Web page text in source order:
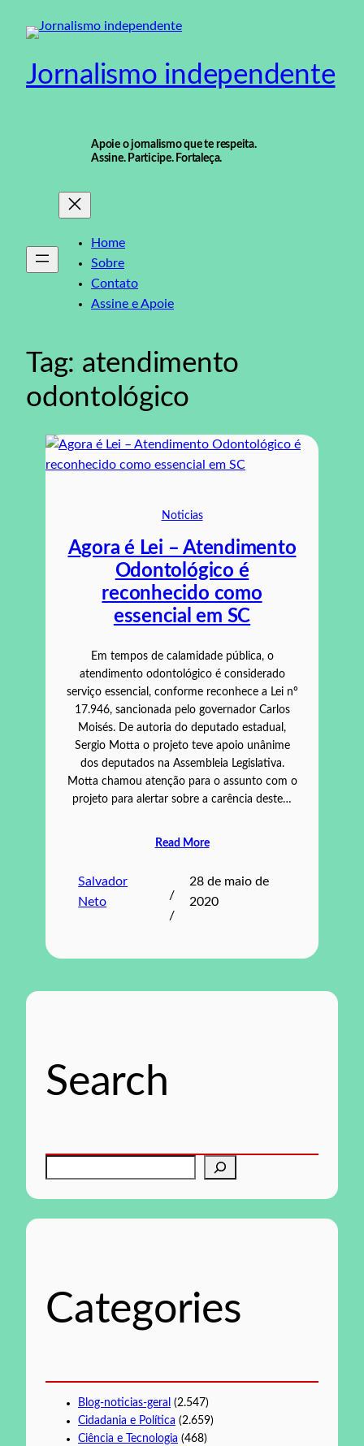
para
conteúdo
Jornalismo independente
Apoie o jornalismo que te respeita.
Assine. Participe. Fortaleça.
Home
Sobre
Contato
Assine e Apoie
Tag: atendimento
odontológico
Noticias
Agora é Lei – Atendimento
Odontológico é
reconhecido como
essencial em SC
Em tempos de calamidade pública, o
atendimento odontológico é considerado
serviço essencial, conforme reconhece a Lei nº
17.946, sancionada pelo governador Carlos
Moisés. De autoria do deputado estadual,
Sergio Motta o projeto teve apoio unânime
dos deputados na Assembleia Legislativa.
Motta chamou atenção para o assunto com o
projeto para alertar sobre a carência deste…
Read More
Salvador
Neto
/
/
28 de maio de
2020
Search
aCategories
Blog-noticias-geral (2.547)
Cidadania e Política (2.659)
Ciência e Tecnologia (468)